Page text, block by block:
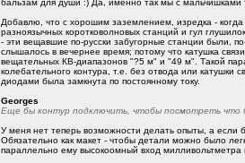
бальзам для души :) Да, именно так мы с мальчишками
Добавлю, что с хорошим заземлением, изредка -
разноязычных коротковолновых станций и гул
- эти вещавшие по-русски забугорные станции были,
слышалось в вечернее время; потому что катушка
вещательных КВ-диапазонов "?5 м" и "49 м". Такой
колебательного контура, т.е. без отвода или катушки
диодами была замкнута по постоянному току.
Georges
Еще бы контур подключить, чтобы посмотреть что
У меня нет теперь возможности делать опыты, а
Обязательно как макет - чтобы детали можно было
параллельно ему высокоомный вход